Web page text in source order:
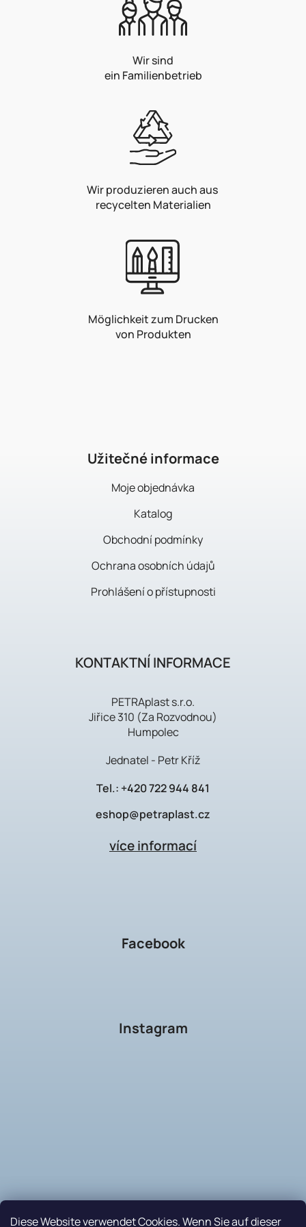
Diese Website verwendet Cookies. Wenn Sie auf dieser
Wir sind
ein Familienbetrieb
Wir produzieren auch aus
recycelten Materialien
Möglichkeit zum Drucken
von Produkten
Užitečné informace
Moje objednávka
Katalog
Obchodní podmínky
Ochrana osobních údajů
Prohlášení o přístupnosti
KONTAKTNÍ INFORMACE
PETRAplast s.r.o.
Jiřice 310 (Za Rozvodnou)
Humpolec
Jednatel - Petr Kříž
Tel.: +420 722 944 841
eshop@petraplast.cz
více informací
Facebook
Instagram